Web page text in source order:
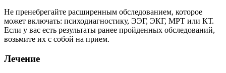
Не пренебрегайте расширенным обследованием, которое
может включать: психодиагностику, ЭЭГ, ЭКГ, МРТ или КТ.
Если у вас есть результаты ранее пройденных обследований,
возьмите их с собой на прием.
Лечение